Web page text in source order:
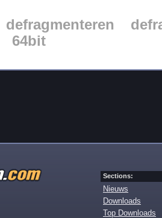
defragmenteren
64bit
Sections:
Nieuws
Downloads
Top Downloads